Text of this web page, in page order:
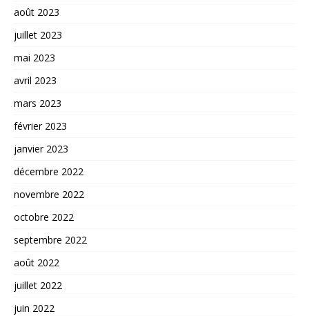
août 2023
juillet 2023
mai 2023
avril 2023
mars 2023
février 2023
janvier 2023
décembre 2022
novembre 2022
octobre 2022
septembre 2022
août 2022
juillet 2022
juin 2022